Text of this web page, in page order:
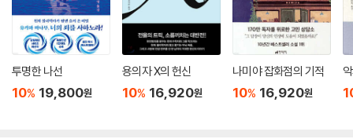
■ 이 책에 수록된 다자이의 대표 소설x에세이
*하단의 설명은 실제 본문에 수록해 독자의 이해를 돕도록 구성했습니다.
「6월 19일」
1940년 발표. 다자이의 작품에는 수필적 성격을 띤 단편이 적지 않다. 「6
투명한 나선
10% 19,800원
용의자 X의 헌신
10% 16,920원
나미야 잡화점의 기적
10% 16,920원